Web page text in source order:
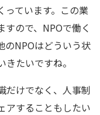
っています。この業
ので、NPOで働く
のNPOはどういう状
たいですね。
だけでなく、人事制
アすることもしたい